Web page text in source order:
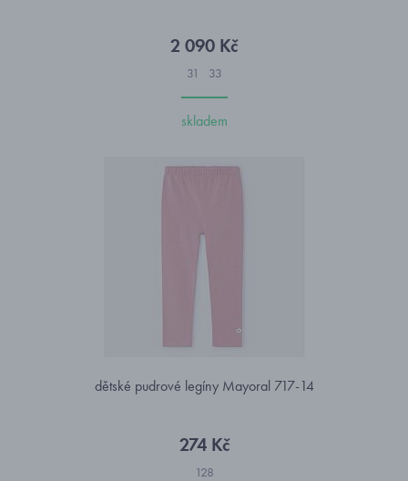
2 090 Kč
31 33
skladem
dětské pudrové legíny Mayoral 717-14
274 Kč
128